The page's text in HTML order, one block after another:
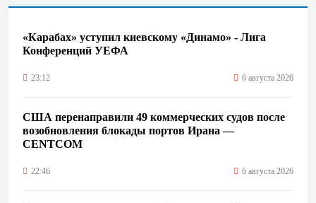
«Карабах» уступил киевскому «Динамо» - Лига
Конференций УЕФА
23:12 6 августа 2026
США перенаправили 49 коммерческих судов после
возобновления блокады портов Ирана —
CENTCOM
22:46 6 августа 2026